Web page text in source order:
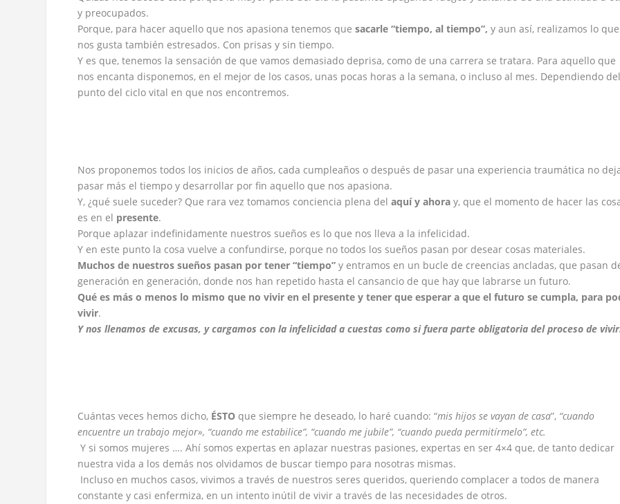
y preocupados.
Porque, para hacer aquello que nos apasiona tenemos que sacarle “tiempo, al tiempo”, y aun así, realizamos lo que
nos gusta también estresados. Con prisas y sin tiempo.
Y es que, tenemos la sensación de que vamos demasiado deprisa, como de una carrera se tratara. Para aquello que
nos encanta disponemos, en el mejor de los casos, unas pocas horas a la semana, o incluso al mes. Dependiendo del
punto del ciclo vital en que nos encontremos.
Nos proponemos todos los inicios de años, cada cumpleaños o después de pasar una experiencia traumática no
pasar más el tiempo y desarrollar por fin aquello que nos apasiona.
Y, ¿qué suele suceder? Que rara vez tomamos conciencia plena del aquíy ahoray, que el momento de hacer las
es en el presente.
Porque aplazar indefinidamente nuestros sueños es lo que nos lleva a la infelicidad.
Y en este punto la cosa vuelve a confundirse, porque no todos los sueños pasan por desear cosas materiales.
Muchos de nuestros sueños pasan por tener “tiempo”y entramos en un bucle de creencias ancladas, que pasan
generación en generación, donde nos han repetido hasta el cansancio de que hay que labrarse un futuro.
Qué es más o menos lo mismo que no vivir en el presente y tener que esperar a que el futuro se cumpla, para
vivir.
Y nos llenamos de excusas, y cargamos con la infelicidad a cuestas como si fuera parte obligatoria del proceso de
Cuántas veces hemos dicho, ÉSTOque siempre he deseado, lo haré cuando: “mis hijos se vayan de casa”, “cuando
encuentre un trabajo mejor», “cuando me estabilice”, “cuando me jubile”, “cuando pueda permitírmelo”, etc.
Y si somos mujeres …. Ahí somos expertas en aplazar nuestras pasiones, expertas en ser 4×4 que, de tanto dedicar
nuestra vida a los demás nos olvidamos de buscar tiempo para nosotras mismas.
Incluso en muchos casos, vivimos a través de nuestros seres queridos, queriendo complacer a todos de manera
constante y casi enfermiza, en un intento inútil de vivir a través de las necesidades de otros.